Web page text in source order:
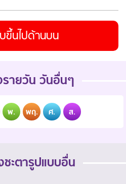
ขึ้นไปด้านบน
รายวัน วันอื่นๆ
พ. พฤ. ศ. ส.
ะตารูปแบบอื่น